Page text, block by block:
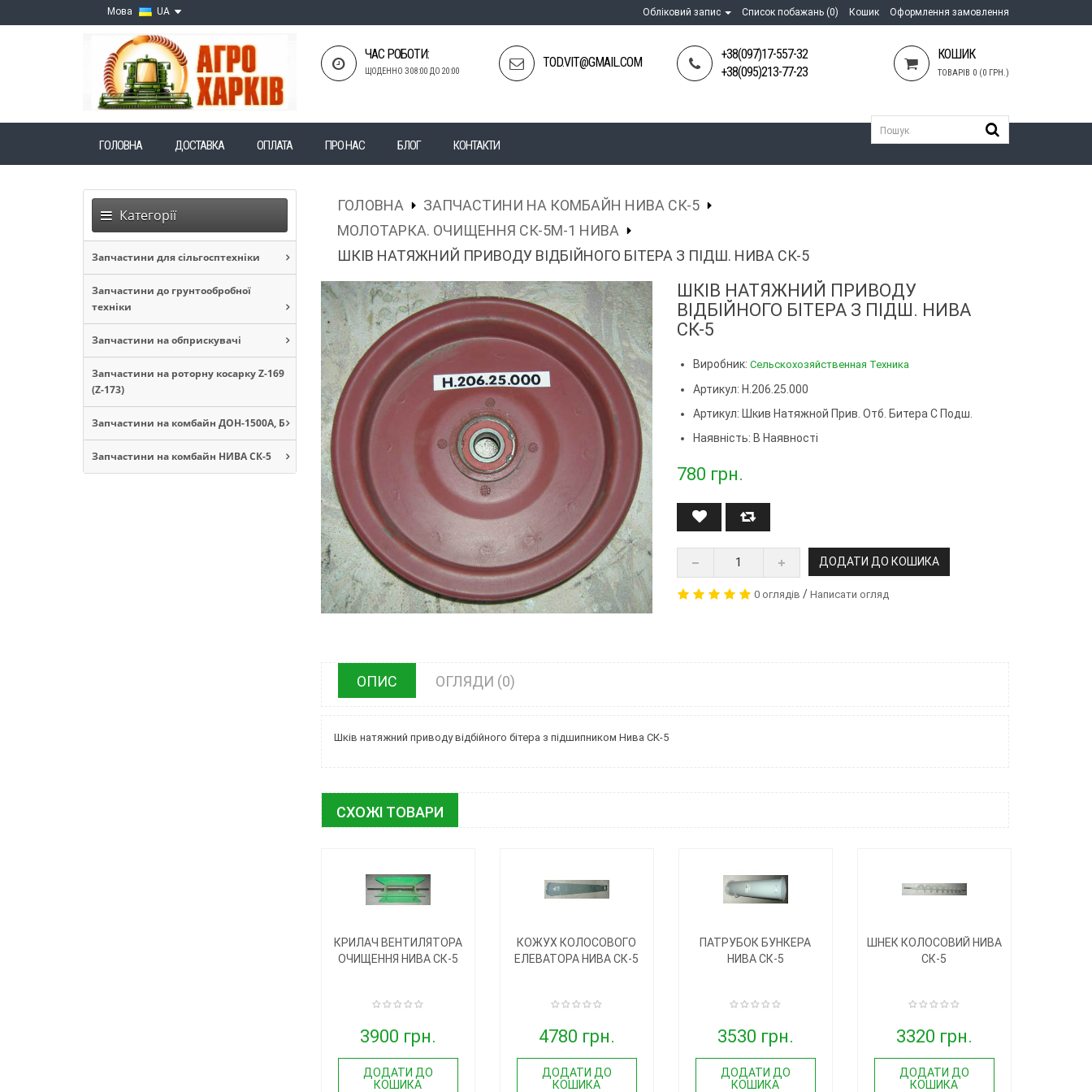
Мова UA Обліковий запис Список побажань (0) Кошик Оформлення замовлення
ЧАС РОБОТИ:
ЩОДЕННО З 08:00 ДО 20:00
TOD.VIT@GMAIL.COM
+38(097)17-557-32
+38(095)213-77-23
КОШИК
ТОВАРІВ 0 (0 ГРН.)
ГОЛОВНА ДОСТАВКА ОПЛАТА ПРО НАС БЛОГ КОНТАКТИ
Категорії
Запчастини для сільгосптехніки
Запчастини до грунтообробної
техніки
Запчастини на обприскувачі
Запчастини на роторну косарку Z-169
(Z-173)
Запчастини на комбайн ДОН-1500А, Б
Запчастини на комбайн НИВА СК-5
ГОЛОВНА
ЗАПЧАСТИНИ НА КОМБАЙН НИВА СК-5
МОЛОТАРКА. ОЧИЩЕННЯ СК-5М-1 НИВА
ШКІВ НАТЯЖНИЙ ПРИВОДУ ВІДБІЙНОГО БІТЕРА З ПІДШ. НИВА СК-5
ШКІВ НАТЯЖНИЙ ПРИВОДУ
ВІДБІЙНОГО БІТЕРА З ПІДШ. НИВА
СК-5
Виробник:Сельскохозяйственная Техника
Артикул: Н.206.25.000
Артикул: Шкив Натяжной Прив. Отб. Битера С Подш.
Наявність: В Наявності
780 грн.
ДОДАТИ ДО КОШИКА
0 оглядів /Написати огляд
ОПИС ОГЛЯДИ (0)
Шків натяжний приводу відбійного бітера з підшипником Нива СК-5
СХОЖІ ТОВАРИ
КРИЛАЧ ВЕНТИЛЯТОРА
ОЧИЩЕННЯ НИВА СК-5
3900 грн.
ДОДАТИ ДО
КОШИКА
КОЖУХ КОЛОСОВОГО
ЕЛЕВАТОРА НИВА СК-5
4780 грн.
ДОДАТИ ДО
КОШИКА
ПАТРУБОК БУНКЕРА
НИВА СК-5
3530 грн.
ДОДАТИ ДО
КОШИКА
ШНЕК КОЛОСОВИЙ НИВА
СК-5
3320 грн.
ДОДАТИ ДО
КОШИКА